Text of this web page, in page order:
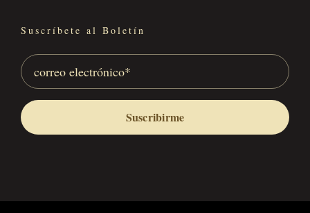
Suscríbete al Boletín
Suscribirme